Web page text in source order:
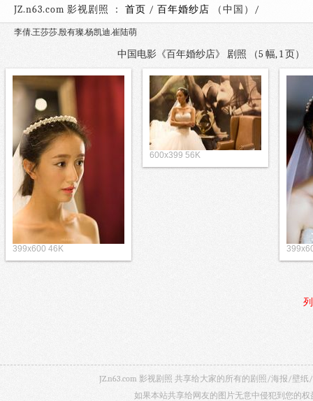
JZ.n63.com 影视剧照 ： 首页 / 百年婚纱店 （中国
李倩.王莎莎.殷有璨.杨凯迪.崔陆萌
中国电影《百年婚纱店》 剧照 （5 幅, 1 页
399x600 46K
600x399 56K
JZ.n63.com 影视剧照 共享给大家的所有的剧照/海报/壁
如果本站共享给网友的图片无意中侵犯到您的